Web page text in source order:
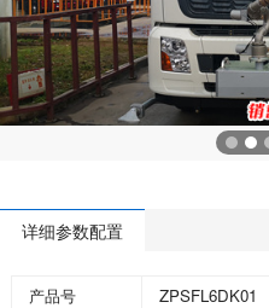
详细参数配置
产品号
ZPSFL6DK01